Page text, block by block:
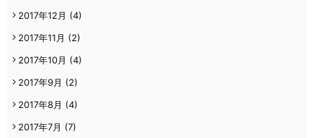
2017年12月 (4)
2017年11月 (2)
2017年10月 (4)
2017年9月 (2)
2017年8月 (4)
2017年7月 (7)